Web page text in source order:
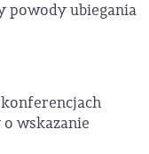
powody ubiegania
wskazanie